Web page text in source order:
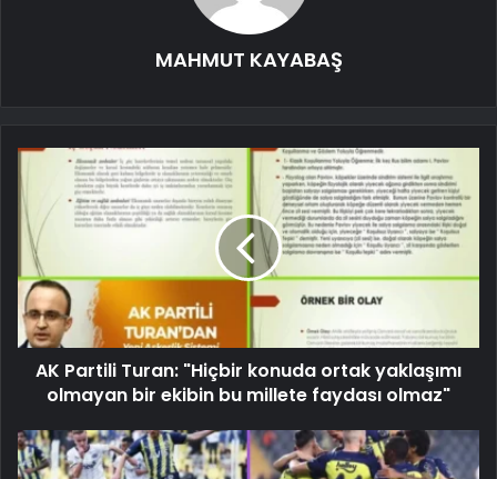
MAHMUT KAYABAŞ
AK Partili Turan: "Hiçbir konuda ortak yaklaşımı
olmayan bir ekibin bu millete faydası olmaz"